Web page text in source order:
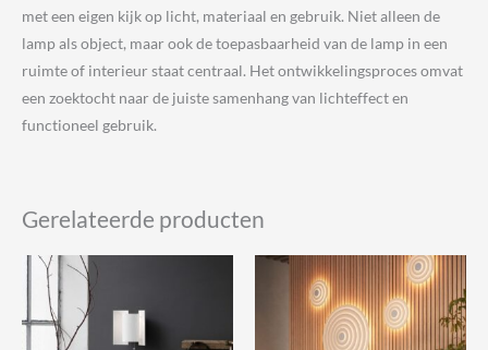
met een eigen kijk op licht, materiaal en gebruik. Niet alleen de
lamp als object, maar ook de toepasbaarheid van de lamp in een
ruimte of interieur staat centraal. Het ontwikkelingsproces omvat
een zoektocht naar de juiste samenhang van lichteffect en
functioneel gebruik.
Gerelateerde producten